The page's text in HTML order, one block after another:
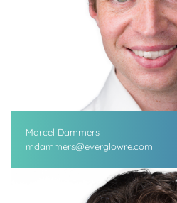
Marcel Dammers
mdammers@everglowre.com